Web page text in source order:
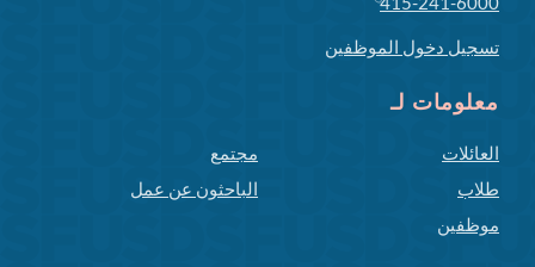
تسجيل دخول الموظفين
معلومات لـ
العائلات
طلاب
موظفين
مجتمع
الباحثون عن عمل